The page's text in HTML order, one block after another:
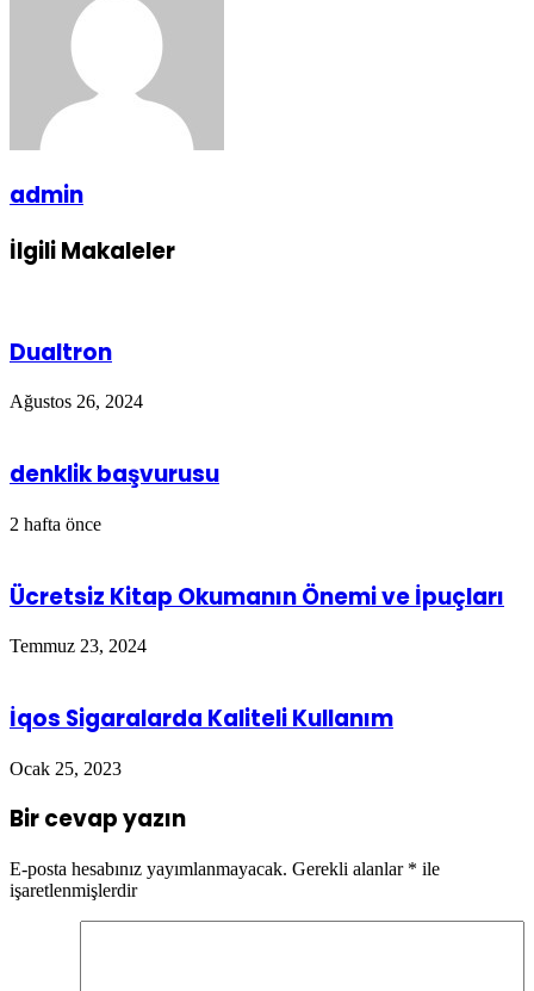
admin
İlgili Makaleler
Dualtron
Ağustos 26, 2024
denklik başvurusu
2 hafta önce
Ücretsiz Kitap Okumanın Önemi ve İpuçları
Temmuz 23, 2024
İqos Sigaralarda Kaliteli Kullanım
Ocak 25, 2023
Bir cevap yazın
E-posta hesabınız yayımlanmayacak. Gerekli alanlar * ile
işaretlenmişlerdir